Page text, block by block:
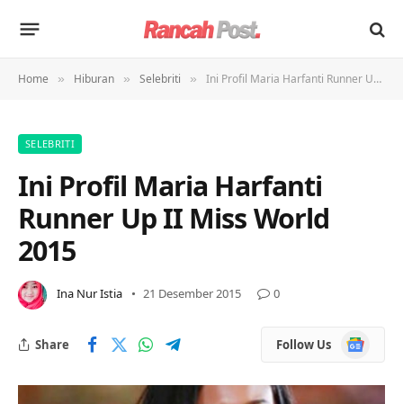
Home » Hiburan » Selebriti » Ini Profil Maria Harfanti Runner Up II Miss World 2015
SELEBRITI
Ini Profil Maria Harfanti
Runner Up II Miss World
2015
Ina Nur Istia 21 Desember 2015 0
Share Follow Us
Google
News